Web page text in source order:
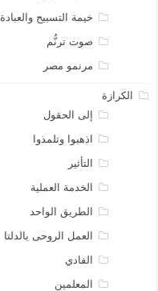
خيمة التسبيح والعبادة
صوت ترنُّم
مرنمو مصر
الكرازة
إلى الحقول
اذهبوا وتلمذوا
التأثير
الخدمة العملية
الطريق الواحد
العمل الروحى بالدلتا
الفادي
المعلمين